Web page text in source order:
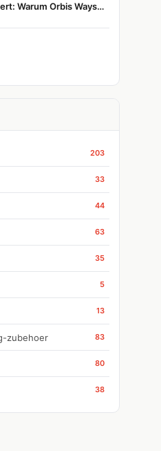
Warum Orbis Ways
203
33
44
63
35
5
13
zubehoer 83
80
38